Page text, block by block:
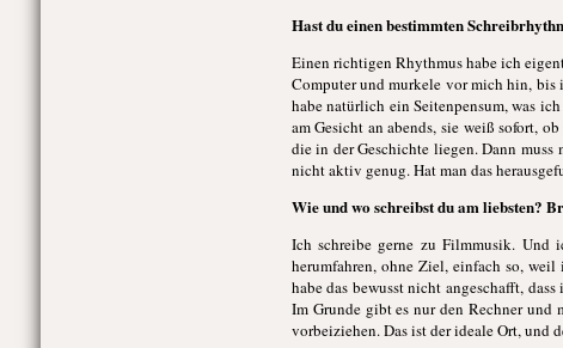
Hast du einen bestimmten
Einen richtigen Rhythmus habe ich
Computer und murkele vor mich hin, bis
habe natürlich ein Seitenpensum, was
am Gesicht an abends, sie weiß sofort,
die in der Geschichte liegen. Dann
nicht aktiv genug. Hat man das
Wie und wo schreibst du am liebsten?
Ich schreibe gerne zu Filmmusik. Und
herumfahren, ohne Ziel, einfach so,
habe das bewusst nicht angeschafft,
Im Grunde gibt es nur den Rechner und
vorbeiziehen. Das ist der ideale Ort, und